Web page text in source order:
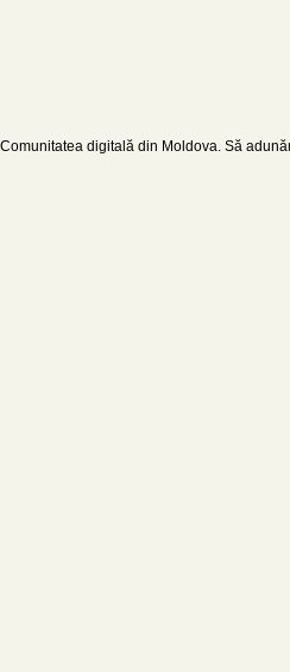
Comunitatea digitală din Moldova. Să